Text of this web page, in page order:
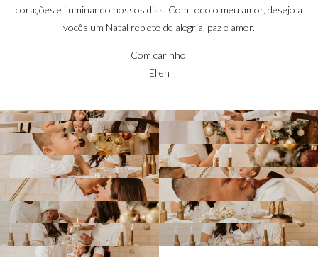
corações e iluminando nossos dias. Com todo o meu amor, desejo a
vocês um Natal repleto de alegria, paz e amor.
Com carinho,
Ellen